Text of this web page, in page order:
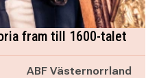
fram till 1600-talet
ABF Västernorrland